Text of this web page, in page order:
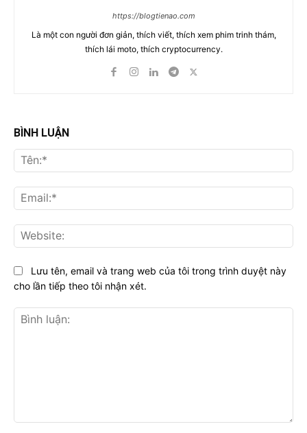
https://blogtienao.com
Là một con người đơn giản, thích viết, thích xem phim trinh thám,
thích lái moto, thích cryptocurrency.
BÌNH LUẬN
Lưu tên, email và trang web của tôi trong trình duyệt này
cho lần tiếp theo tôi nhận xét.